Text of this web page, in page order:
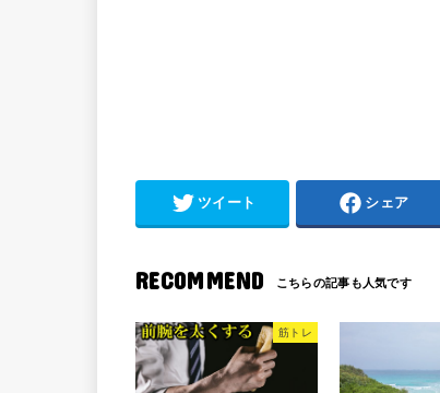
ツイート シェア
RECOMMEND
筋トレ